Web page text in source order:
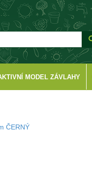
MODEL ZÁVLAHY
ČERNÝ